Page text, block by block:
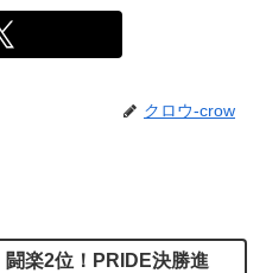
クロウ-crow
闘楽2位！PRIDE決勝進